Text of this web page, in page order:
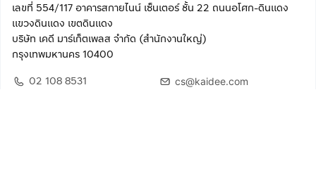
เลขที่ 554/117 อาคารสกายไนน์ เซ็นเตอร์ ชั้น 22 ถนนอโศก-ดินแดง
แขวงดินแดง เขตดินแดง
บริษัท เคดี มาร์เก็ตเพลส จำกัด (สำนักงานใหญ่)
กรุงเทพมหานคร 10400
02 108 8531
cs@kaidee.com